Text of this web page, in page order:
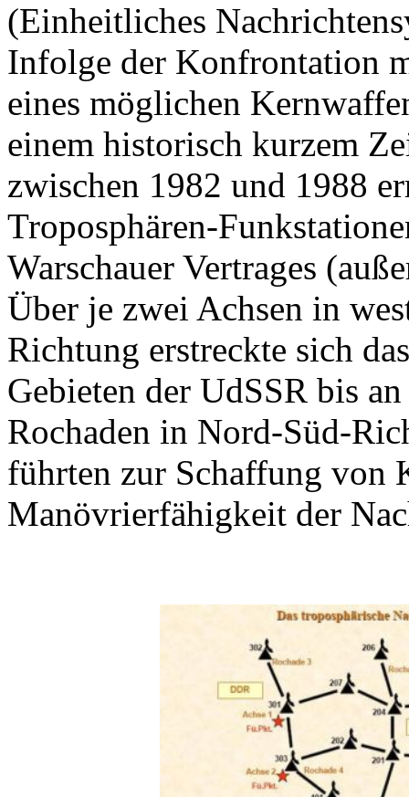
(Einheitliches
Infolge der Konfrontation
eines möglichen
einem historisch kurzem
zwischen 1982 und 1988
Troposphären-
Warschauer Vertrages
Über je zwei Achsen in
Richtung erstreckte sich
Gebieten der UdSSR bis
Rochaden in Nord-Süd-
führten zur Schaffung von
Manövrierfähigkeit der